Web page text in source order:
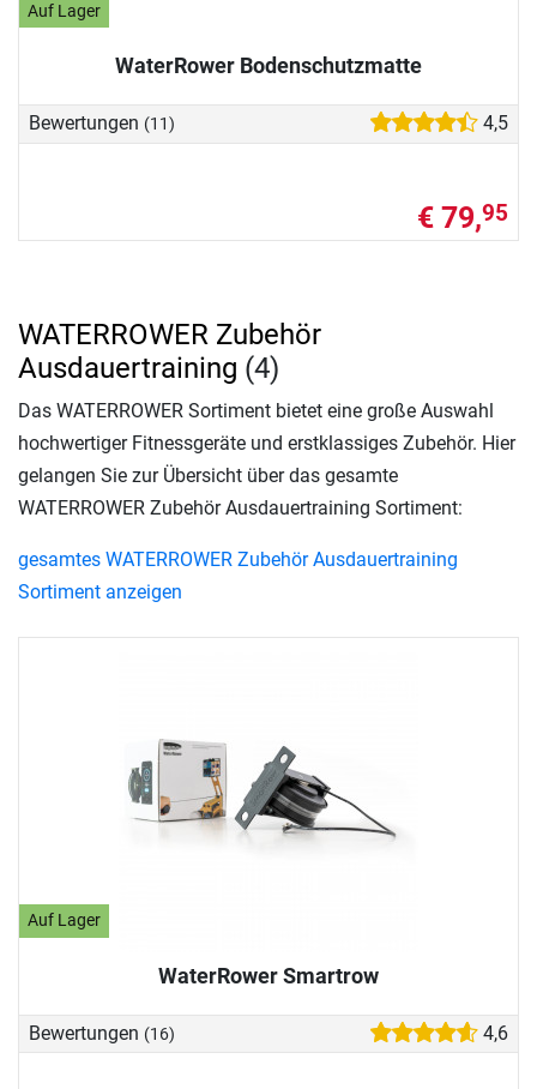
Auf Lager
WaterRower Bodenschutzmatte
Bewertungen (11) 4,5
€ 79,95
Auf Lager
WaterRower Smartrow
Bewertungen (16) 4,6
WATERROWER Zubehör
Ausdauertraining (4)
Das WATERROWER Sortiment bietet eine große Auswahl
hochwertiger Fitnessgeräte und erstklassiges Zubehör. Hier
gelangen Sie zur Übersicht über das gesamte
WATERROWER Zubehör Ausdauertraining Sortiment:
gesamtes WATERROWER Zubehör Ausdauertraining
Sortiment anzeigen